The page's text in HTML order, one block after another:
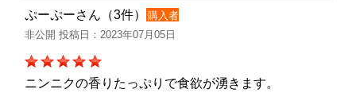
ぷーぷーさん（3件）
購入者
非公開 投稿日：2023年07月05日
ニンニクの香りたっぷりで食欲が湧きます。